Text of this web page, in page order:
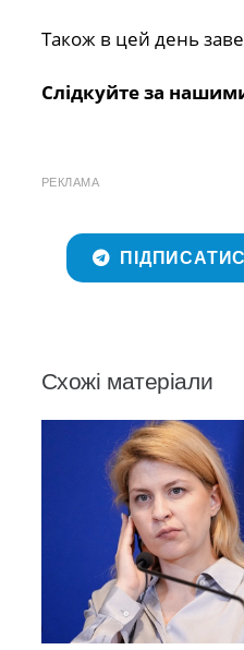
Також в цей день
Слідкуйте за
РЕКЛАМА
Схожі матеріали